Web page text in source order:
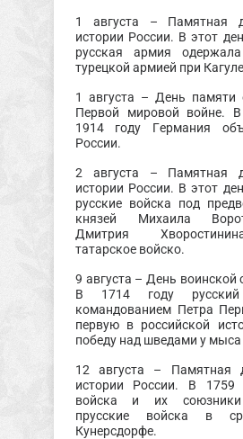
1 августа – Памятная
истории России. В этот
русская армия
турецкой армией при
1 августа – День памяти
Первой мировой войне.
1914 году Германия
России.
2 августа – Памятная
истории России. В этот
русские войска под
князей Михаила
Дмитрия
татарское войско.
9 августа – День воинской
В 1714 году
командованием Петра
первую в российской
победу над шведами у мыса
12 августа – Памятная
истории России. В 1759
войска и их союзники
прусские войска в
Кунерсдорфе.